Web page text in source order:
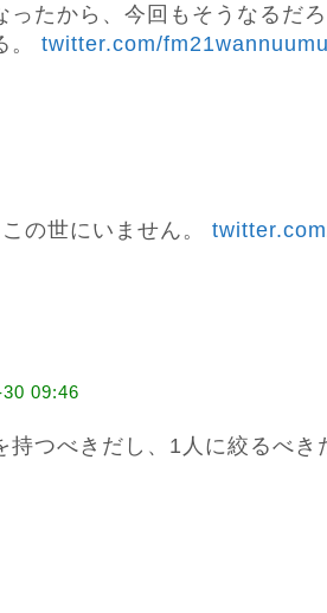
たから、今回もそうなるだろ
。 twitter.com/
の世にいません。
09:46
つべきだし、1人に絞るべき